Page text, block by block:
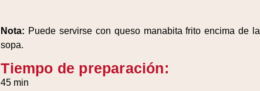
Nota: Puede servirse con queso manabita frito encima de la
sopa.
Tiempo de preparación:
45 min